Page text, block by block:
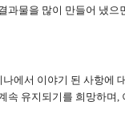
과물을 많이 만들어 냈으
나에서 이야기 된 사항에
속 유지되기를 희망하며,